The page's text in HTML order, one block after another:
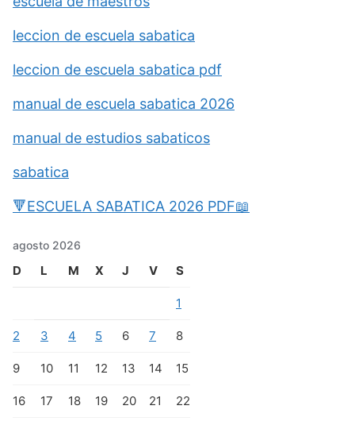
leccion de escuela sabatica
leccion de escuela sabatica pdf
manual de escuela sabatica 2026
manual de estudios sabaticos
sabatica
🔻ESCUELA SABATICA 2026 PDF📖
agosto 2026
D L M X J V S
1
2 3 4 5 6 7 8
9 10 11 12 13 14 15
16 17 18 19 20 21 22